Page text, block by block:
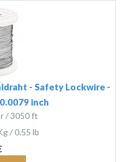
- Safety Lockwire -
inch
/ 3050 ft
/ 0.55 lb